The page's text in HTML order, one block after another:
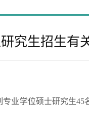
究生招生有
业学位硕士研究生45